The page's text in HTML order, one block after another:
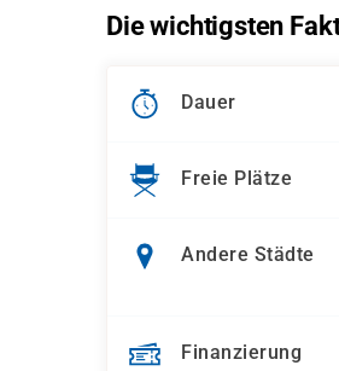
Die wichtigsten
Dauer
Freie Plätze
Andere Städte
Finanzierung